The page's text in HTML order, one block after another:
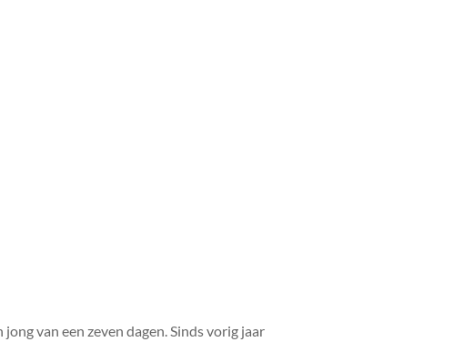
van een zeven dagen. Sinds vorig jaar